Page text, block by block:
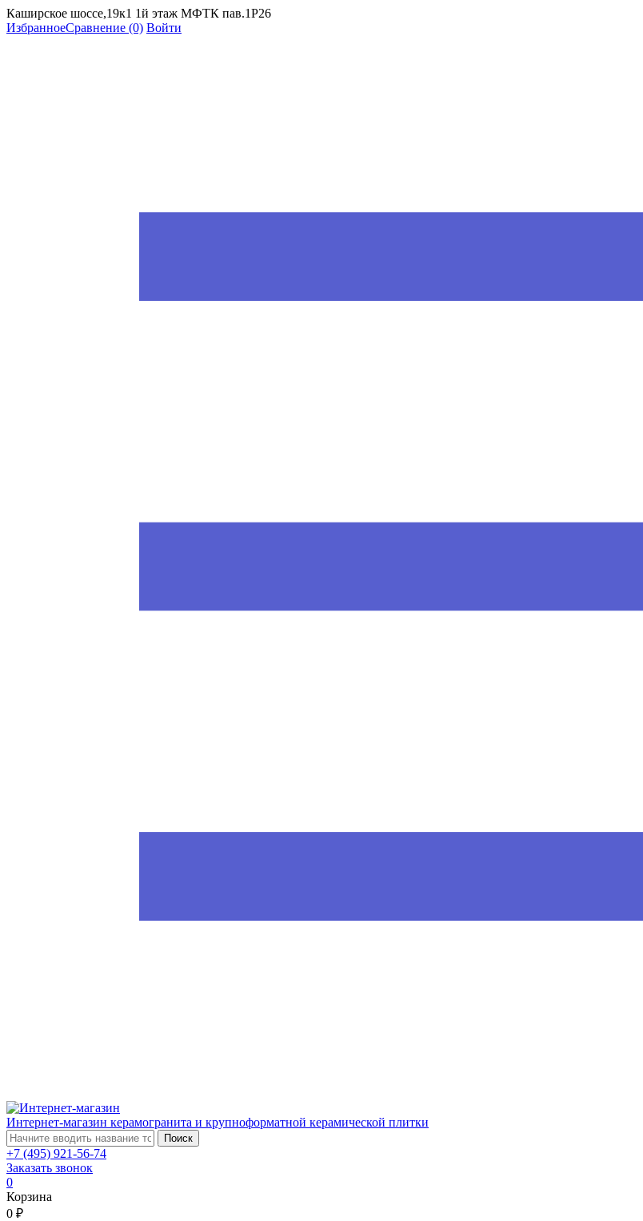
Каширское шоссе,19к1 1й этаж МФТК пав.1Р26
ИзбранноеСравнение (0) Войти
Интернет-магазин керамогранита и крупноформатной керамической плитки
Поиск
+7 (495) 921-56-74
Заказать звонок
0
Корзина
0 ₽